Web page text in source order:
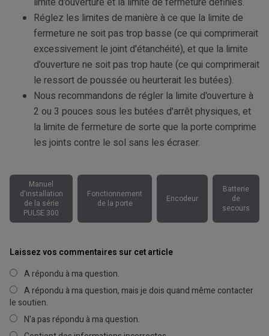
Réglez les limites de manière à ce que la limite de
fermeture ne soit pas trop basse (ce qui comprimerait
excessivement le joint d'étanchéité), et que la limite
d'ouverture ne soit pas trop haute (ce qui comprimerait
le ressort de poussée ou heurterait les butées).
Nous recommandons de régler la limite d'ouverture à
2 ou 3 pouces sous les butées d'arrêt physiques, et
la limite de fermeture de sorte que la porte comprime
les joints contre le sol sans les écraser.
Manuel
d'installation
de la série
PULSE 300
Fonctionnement
de la porte
Encodeur
Batterie
de
secours
Laissez vos commentaires sur cet article
A répondu à ma question.
A répondu à ma question, mais je dois quand même contacter
le soutien.
N'a pas répondu à ma question.